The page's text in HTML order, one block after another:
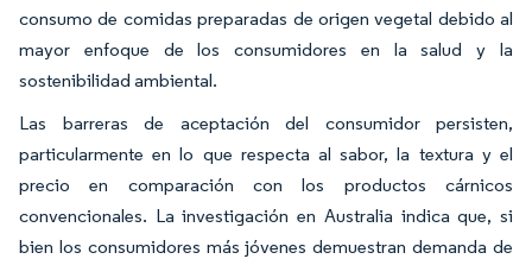
consumo de comidas preparadas de origen vegetal debido al
mayor enfoque de los consumidores en la salud y la
sostenibilidad ambiental.
Las barreras de aceptación del consumidor persisten,
particularmente en lo que respecta al sabor, la textura y el
precio en comparación con los productos cárnicos
convencionales. La investigación en Australia indica que, si
bien los consumidores más jóvenes demuestran demanda de